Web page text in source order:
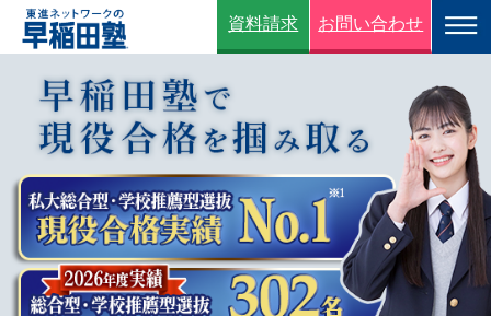
資料請求 お問い合わせ